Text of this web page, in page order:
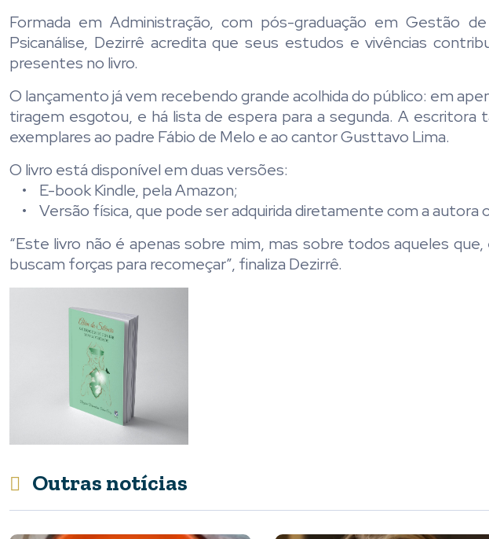
Formada em Administração, com pós-graduação em Gestão
Psicanálise, Dezirrê acredita que seus estudos e vivências
presentes no livro.
O lançamento já vem recebendo grande acolhida do público: em
tiragem esgotou, e há lista de espera para a segunda. A
exemplares ao padre Fábio de Melo e ao cantor Gusttavo Lima.
O livro está disponível em duas versões:
• E-book Kindle, pela Amazon;
• Versão física, que pode ser adquirida diretamente com a autora
“Este livro não é apenas sobre mim, mas sobre todos aqueles
buscam forças para recomeçar”, finaliza Dezirrê.
Outras notícias